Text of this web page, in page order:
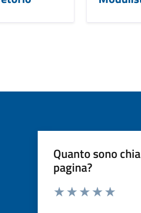
Quanto sono
pagina?
Valuta da 1 a 5 stelle la pagina